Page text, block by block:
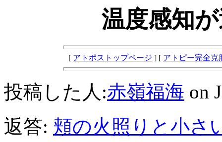
温度感知
[ アトポストップページ ] [ アトピー完全克
投稿した人:赤嶺福海 on
返答: 頬の火照りと小さ